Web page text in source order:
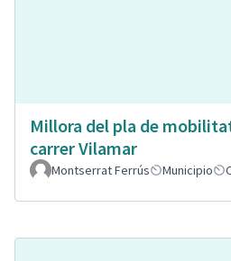
Millora del pla de
carrer Vilamar
Montserrat Ferrús Municipio